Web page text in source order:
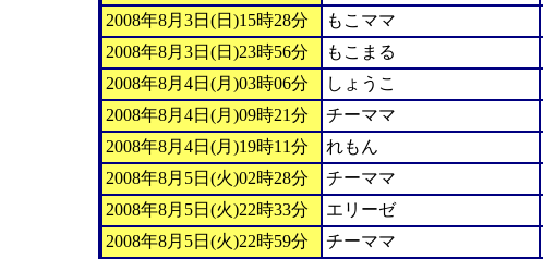
2008年8月3日(日)15時28分
もこママ
2008年8月3日(日)23時56分
もこまる
2008年8月4日(月)03時06分
しょうこ
2008年8月4日(月)09時21分
チーママ
2008年8月4日(月)19時11分
れもん
2008年8月5日(火)02時28分
チーママ
2008年8月5日(火)22時33分
エリーゼ
2008年8月5日(火)22時59分
チーママ